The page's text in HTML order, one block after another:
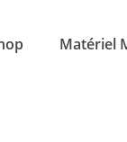
Matériel